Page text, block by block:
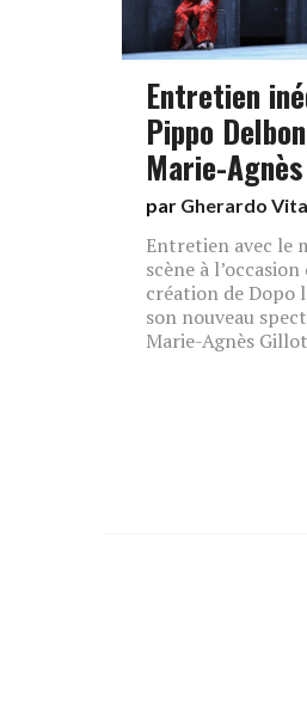
Entretien
Pippo
Marie-
par Gherardo
Entretien avec le
scène à l’occasion
création de Dopo
son nouveau
Marie-Agnès